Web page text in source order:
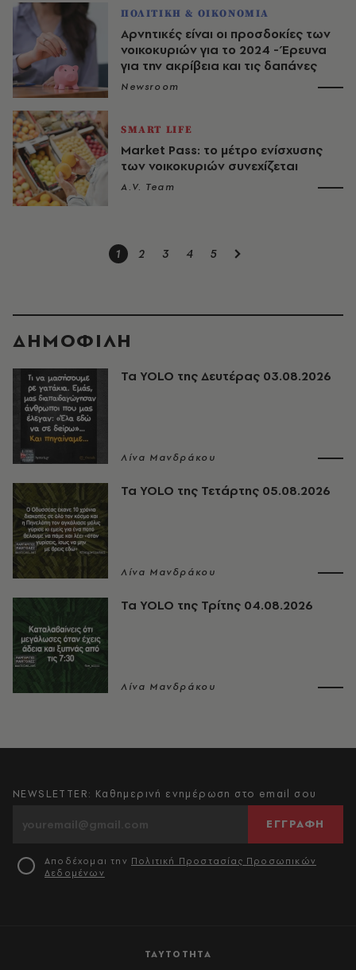
ΠΟΛΙΤΙΚΗ & ΟΙΚΟΝΟΜΙΑ
Αρνητικές είναι οι προσδοκίες των
νοικοκυριών για το 2024 - Έρευνα
για την ακρίβεια και τις δαπάνες
Newsroom
SMART LIFE
Market Pass: το μέτρο ενίσχυσης
των νοικοκυριών συνεχίζεται
A.V. Team
1 2 3 4 5
ΔΗΜΟΦΙΛΗ
Τα YOLO της Δευτέρας 03.08.2026
Λίνα Μανδράκου
Τα YOLO της Τετάρτης 05.08.2026
Λίνα Μανδράκου
Τα YOLO της Τρίτης 04.08.2026
Λίνα Μανδράκου
ΤΑΥΤΟΤΗΤΑ
NEWSLETTER: Καθημερινή ενημέρωση στο email σου
ΕΓΓΡΑΦΗ
Αποδέχομαι την Πολιτική Προστασίας Προσωπικών
Δεδομένων